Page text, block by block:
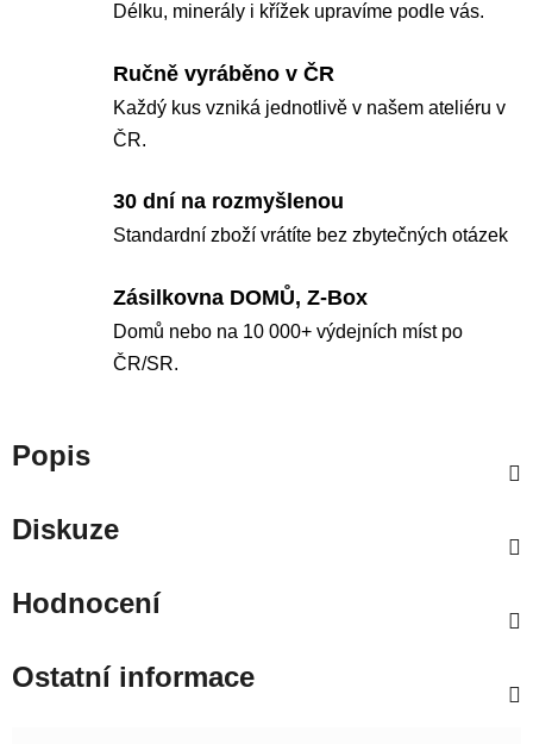
Délku, minerály i křížek upravíme podle vás.
Ručně vyráběno v ČR
Každý kus vzniká jednotlivě v našem ateliéru v
ČR.
30 dní na rozmyšlenou
Standardní zboží vrátíte bez zbytečných otázek
Zásilkovna DOMŮ, Z-Box
Domů nebo na 10 000+ výdejních míst po
ČR/SR.
Popis
Diskuze
Hodnocení
Ostatní informace